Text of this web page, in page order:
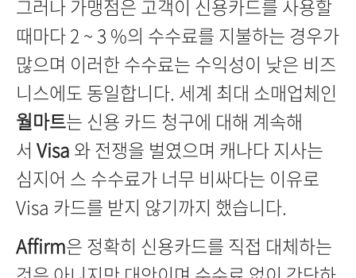
그러나 가맹점은 고객이 신용카드를 사용할
때마다 2 ~ 3 %의 수수료를 지불하는 경우가
많으며 이러한 수수료는 수익성이 낮은 비즈
니스에도 동일합니다. 세계 최대 소매업체인
월마트는 신용 카드 청구에 대해 계속해
서 Visa 와 전쟁을 벌였으며 캐나다 지사는
심지어 스 수수료가 너무 비싸다는 이유로
Visa 카드를 받지 않기까지 했습니다.
Affirm은 정확히 신용카드를 직접 대체하는